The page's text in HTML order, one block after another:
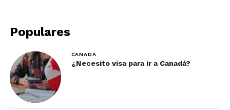
Populares
CANADÁ
¿Necesito visa para ir a Canadá?